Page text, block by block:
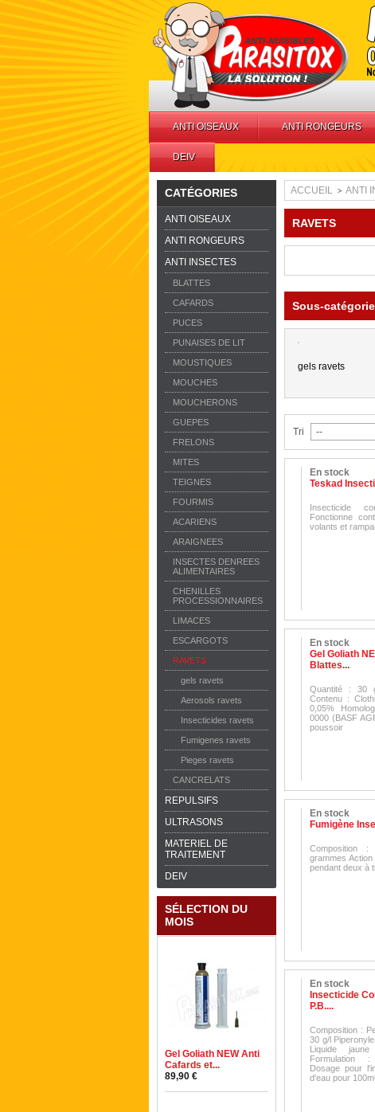
ANTI OISEAUX ANTI RONGEURS
DEIV
CATÉGORIES
ANTI OISEAUX
ANTI RONGEURS
ANTI INSECTES
BLATTES
CAFARDS
PUCES
PUNAISES DE LIT
MOUSTIQUES
MOUCHES
MOUCHERONS
GUEPES
FRELONS
MITES
TEIGNES
FOURMIS
ACARIENS
ARAIGNEES
INSECTES DENREES
ALIMENTAIRES
CHENILLES
PROCESSIONNAIRES
LIMACES
ESCARGOTS
RAVETS
gels ravets
Aerosols ravets
Insecticides ravets
Fumigenes ravets
Pieges ravets
CANCRELATS
REPULSIFS
ULTRASONS
MATERIEL DE
TRAITEMENT
DEIV
SÉLECTION DU
MOIS
Gel Goliath NEW Anti
Cafards et...
89,90 €
ACCUEIL > ANTI
RAVETS
Sous-
gels ravets
Tri
En stock
Teskad
Insecticide
Fonctionne
volants et
En stock
Gel Goliath
Blattes...
Quantité : 30
Contenu :
0,05%
0000 (BASF
poussoir
En stock
Fumigène
Composition
grammes
pendant deux à
En stock
Insecticide
P.B....
Composition :
30 g/l
Liquide
Formulation :
Dosage pour
d'eau pour